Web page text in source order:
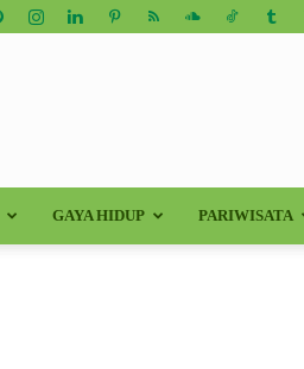
GAYA HIDUP PARIWISATA